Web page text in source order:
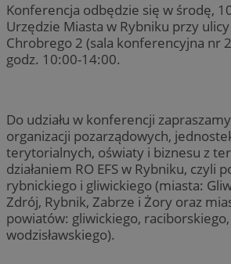
Konferencja odbędzie się w środę,
Urzędzie Miasta w Rybniku przy ulicy
Chrobrego 2 (sala konferencyjna nr
godz. 10:00-14:00.
Do udziału w konferencji
organizacji pozarządowych,
terytorialnych, oświaty i biznesu z
działaniem RO EFS w Rybniku, czyli
rybnickiego i gliwickiego (miasta:
Zdrój, Rybnik, Zabrze i Żory oraz
powiatów: gliwickiego,
wodzisławskiego).